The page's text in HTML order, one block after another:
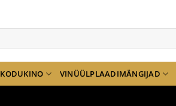
KODUKINO VINÜÜLPLAADIMÄNGIJAD